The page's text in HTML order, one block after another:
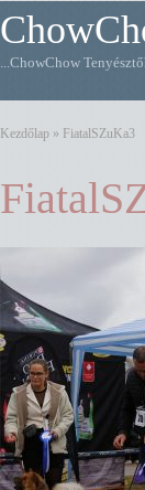
...ChowChow
Kezdőlap » FiatalSZuKa3